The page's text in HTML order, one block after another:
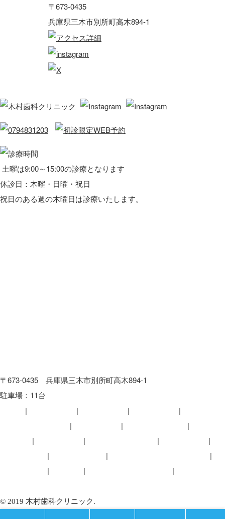
〒673-0435
兵庫県三木市別所町高木894-1
土曜は9:00～15:00の診療となります
休診日：木曜・日曜・祝日
祝日のある週の木曜日は診療いたします。
〒673-0435 兵庫県三木市別所町高木894-1
駐車場：11台
© 2019 木村歯科クリニック.